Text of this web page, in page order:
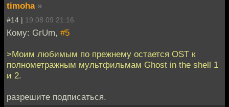
timoha »
#14 | 19.08.09 21:16
Кому: GrUm, #5
>Моим любимым по прежнему остается OST к
полнометражным мультфильмам Ghost in the shell 1
и 2.
разрешите подписаться.